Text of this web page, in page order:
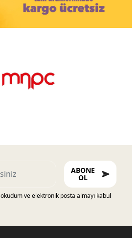
ABONE
OL
okudum ve elektronik posta almayı kabul